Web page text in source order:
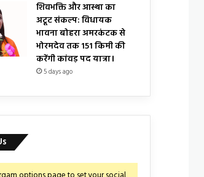
शिवभक्ति और आस्था का
अटूट संकल्प: विधायक
भावना बोहरा अमरकंटक से
भोरमदेव तक 151 किमी की
करेंगी कांवड़ पद यात्रा।
5 days ago